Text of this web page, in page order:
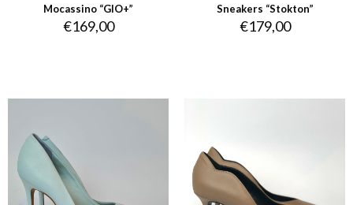
Mocassino “GIO+”
€169,00
Sneakers “Stokton”
€179,00